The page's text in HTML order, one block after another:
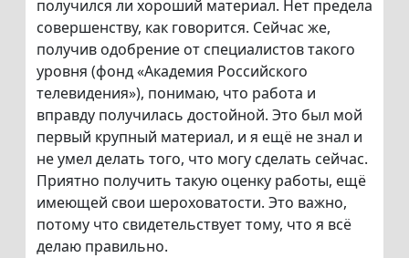
получился ли хороший материал. Нет предела
совершенству, как говорится. Сейчас же,
получив одобрение от специалистов такого
уровня (фонд «Академия Российского
телевидения»), понимаю, что работа и
вправду получилась достойной. Это был мой
первый крупный материал, и я ещё не знал и
не умел делать того, что могу сделать сейчас.
Приятно получить такую оценку работы, ещё
имеющей свои шероховатости. Это важно,
потому что свидетельствует тому, что я всё
делаю правильно.